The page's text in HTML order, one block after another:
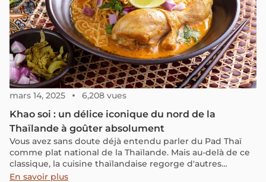
mars 14, 2025 6,208 vues
Khao soi : un délice iconique du nord de la
Thaïlande à goûter absolument
Vous avez sans doute déjà entendu parler du Pad Thaï
comme plat national de la Thaïlande. Mais au-delà de ce
classique, la cuisine thaïlandaise regorge d'autres
spécialités tout aussi remarquables. Parmi elles, le Khao
En savoir plus